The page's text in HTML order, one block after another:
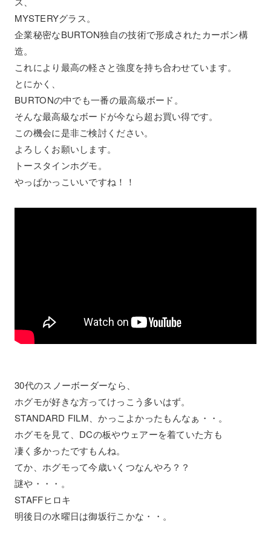
MYSTERYグラス。
企業秘密なBURTON独自の技術で形成されたカーボン構
造。
これにより最高の軽さと強度を持ち合わせています。
とにかく、
BURTONの中でも一番の最高級ボード。
そんな最高級なボードが今なら超お買い得です。
この機会に是非ご検討ください。
よろしくお願いします。
トースタインホグモ。
やっぱかっこいいですね！！
30代のスノーボーダーなら、
ホグモが好きな方ってけっこう多いはず。
STANDARD FILM、かっこよかったもんなぁ・・。
ホグモを見て、DCの板やウェアーを着ていた方も
凄く多かったですもんね。
てか、ホグモって今歳いくつなんやろ？？
謎や・・・。
STAFFヒロキ
明後日の水曜日は御坂行こかな・・。